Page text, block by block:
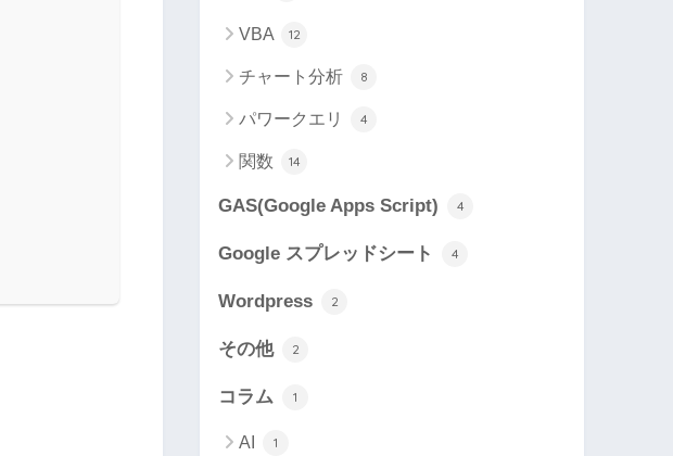
VBA 12
チャート分析 8
パワークエリ 4
関数 14
GAS(Google Apps Script) 4
Google スプレッドシート 4
Wordpress 2
その他 2
コラム 1
AI 1